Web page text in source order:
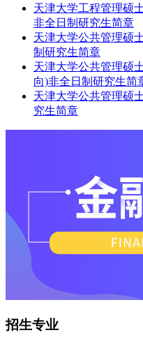
天津大学工程管理硕
非全日制研究生简章
天津大学公共管理硕
制研究生简章
天津大学公共管理硕
向)非全日制研究生简
天津大学公共管理硕
究生简章
招生专业